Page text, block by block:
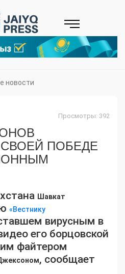
новости
Просмотры: 392
ПОБЕДЕ
Шавкат
«Вестнику
вирусным в
его борцовской
файтером
, сообщает